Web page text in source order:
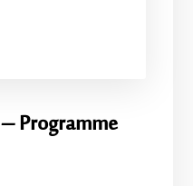
Programme